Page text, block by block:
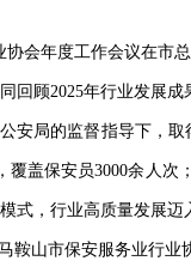
协会年度工作会议在市
同回顾2025年行业发展
安局的监督指导下 ，
覆盖保安员3000余人
式 ，行业高质量发展迈
鞍山市保安服务业行